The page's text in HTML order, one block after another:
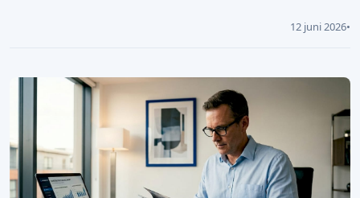
12 juni 2026•